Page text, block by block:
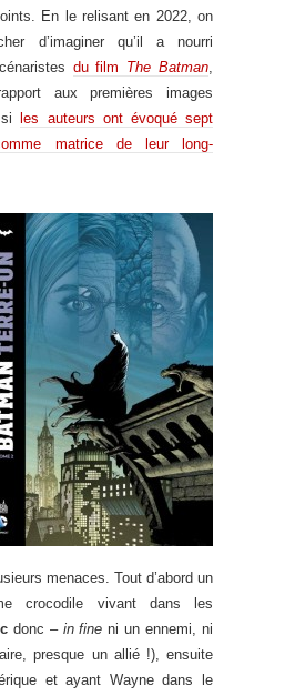
En le relisant en 2022, on
d’imaginer qu’il a nourri
du film The Batman,
aux premières images
les auteurs ont évoqué sept
matrice de leur long-
menaces. Tout d’abord un
crocodile vivant dans les
donc – in fine ni un ennemi, ni
presque un allié !), ensuite
et ayant Wayne dans le